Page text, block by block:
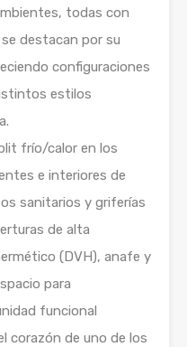
todas con
destacan por su
configuraciones
estilos
frío/calor en los
e interiores de
sanitarios y griferías
de alta
(DVH), anafe y
para
funcional
corazón de uno de los